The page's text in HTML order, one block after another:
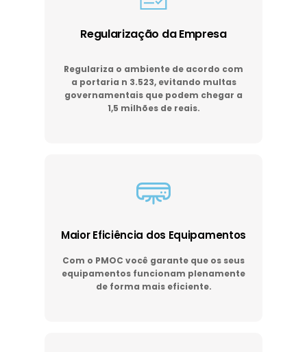
Regularização da Empresa
Regulariza o ambiente de acordo com
a portaria n 3.523, evitando multas
governamentais que podem chegar a
1,5 milhões de reais.
Maior Eficiência dos Equipamentos
Com o PMOC você garante que os seus
equipamentos funcionam plenamente
de forma mais eficiente.